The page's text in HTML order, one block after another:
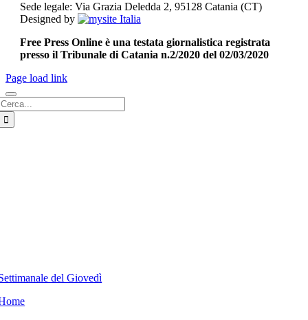
Sede legale: Via Grazia Deledda 2, 95128 Catania (CT)
Designed by
Free Press Online è una testata giornalistica registrata
presso il Tribunale di Catania n.2/2020 del 02/03/2020
Page load link
del Giovedì